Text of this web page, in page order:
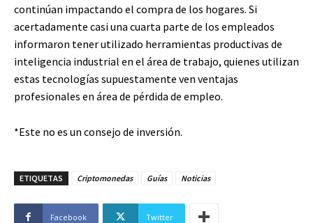
continúan impactando el compra de los hogares. Si
acertadamente casi una cuarta parte de los empleados
informaron tener utilizado herramientas productivas de
inteligencia industrial en el área de trabajo, quienes utilizan
estas tecnologías supuestamente ven ventajas
profesionales en área de pérdida de empleo.
*Este no es un consejo de inversión.
ETIQUETAS Criptomonedas Guías Noticias
Facebook Twitter